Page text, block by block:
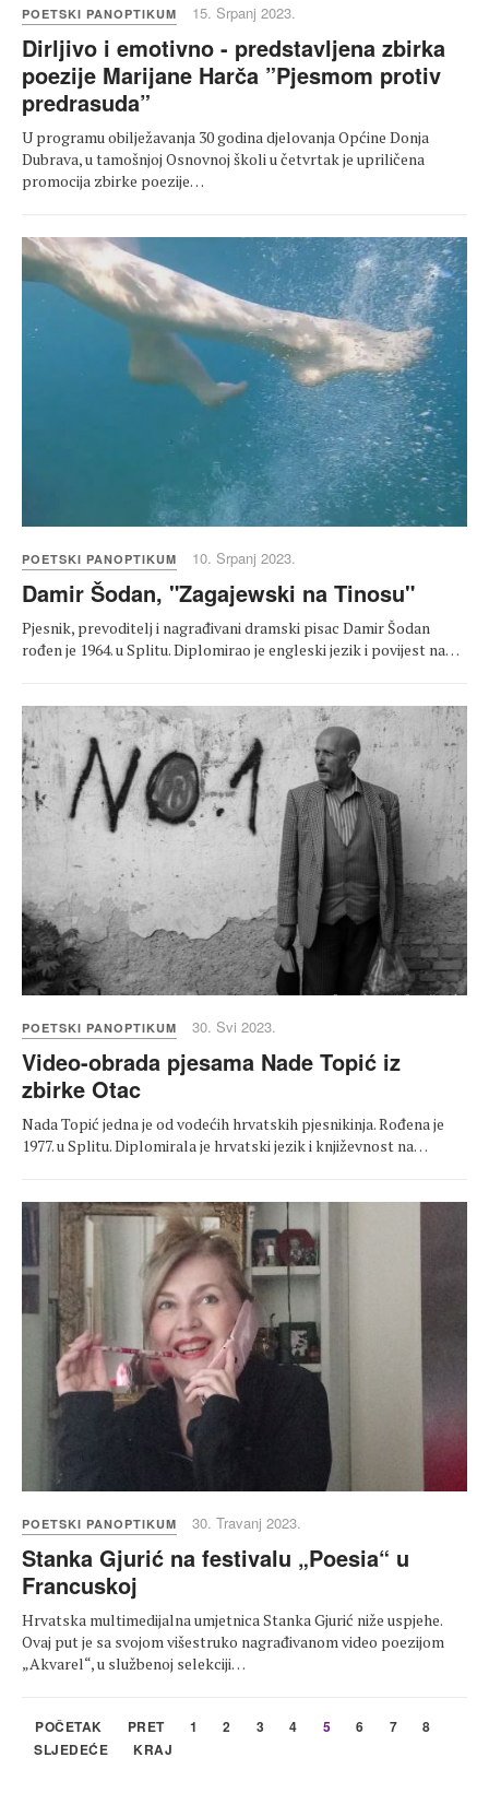
POETSKI PANOPTIKUM 15. Srpanj 2023.
Dirljivo i emotivno - predstavljena zbirka
poezije Marijane Harča ”Pjesmom protiv
predrasuda”
U programu obilježavanja 30 godina djelovanja Općine Donja
Dubrava, u tamošnjoj Osnovnoj školi u četvrtak je upriličena
promocija zbirke poezije…
POETSKI PANOPTIKUM 10. Srpanj 2023.
Damir Šodan, "Zagajewski na Tinosu"
Pjesnik, prevoditelj i nagrađivani dramski pisac Damir Šodan
rođen je 1964. u Splitu. Diplomirao je engleski jezik i povijest na…
POETSKI PANOPTIKUM 30. Svi 2023.
Video-obrada pjesama Nade Topić iz
zbirke Otac
Nada Topić jedna je od vodećih hrvatskih pjesnikinja. Rođena je
1977. u Splitu. Diplomirala je hrvatski jezik i književnost na…
POETSKI PANOPTIKUM 30. Travanj 2023.
Stanka Gjurić na festivalu „Poesia“ u
Francuskoj
Hrvatska multimedijalna umjetnica Stanka Gjurić niže uspjehe.
Ovaj put je sa svojom višestruko nagrađivanom video poezijom
„Akvarel“, u službenoj selekciji…
POČETAK PRET 1 2 3 4 5 6 7
8
SLJEDEĆE
KRAJ